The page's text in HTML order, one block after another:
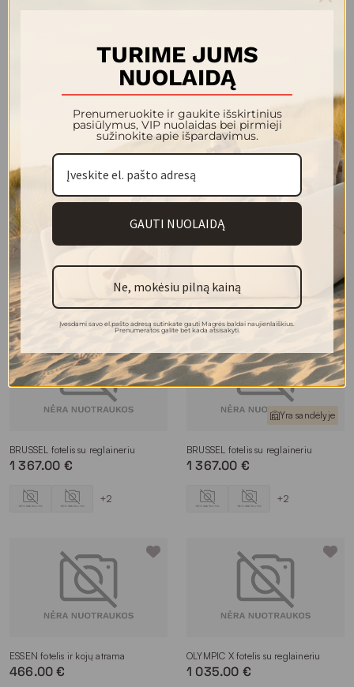
998.00 €
VENERA fotelis su reglaineriu BRUSSEL fotelis su reglaineriu
BRUSSEL fotelis su reglaineriu
1 367.00 €
+2
Yra sandėlyje
BRUSSEL fotelis su reglaineriu
1 367.00 €
+2
ESSEN fotelis ir kojų atrama
466.00 €
OLYMPIC X fotelis su reglaineriu
1 035.00 €
TURIME JUMS
NUOLAIDĄ
Prenumeruokite ir gaukite išskirtinius
pasiūlymus, VIP nuolaidas bei pirmieji
sužinokite apie išpardavimus.
GAUTI NUOLAIDĄ
Ne, mokėsiu pilną kainą
Įvesdami savo el.pašto adresą sutinkate gauti Magrės baldai naujienlaiškius.
Prenumeratos galite bet kada atsisakyti.